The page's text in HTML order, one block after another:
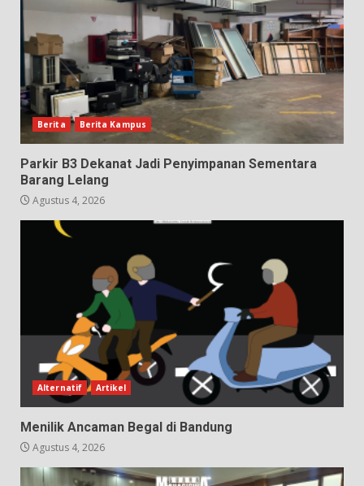
Berita Berita Kampus
Parkir B3 Dekanat Jadi Penyimpanan Sementara
Barang Lelang
Agustus 4, 2026
Alternatif Artikel
Menilik Ancaman Begal di Bandung
Agustus 4, 2026